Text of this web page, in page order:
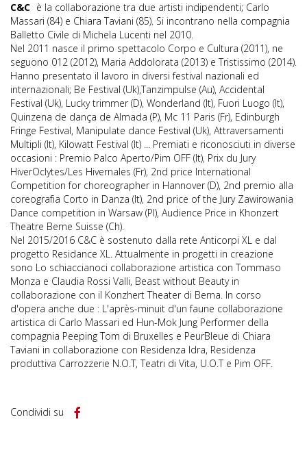
C&C è la collaborazione tra due artisti indipendenti; Carlo
Massari (84) e Chiara Taviani (85). Si incontrano nella compagnia
Balletto Civile di Michela Lucenti nel 2010.
Nel 2011 nasce il primo spettacolo Corpo e Cultura (2011), ne
seguono 012 (2012), Maria Addolorata (2013) e Tristissimo (2014).
Hanno presentato il lavoro in diversi festival nazionali ed
internazionali; Be Festival (Uk),Tanzimpulse (Au), Accidental
Festival (Uk), Lucky trimmer (D), Wonderland (It), Fuori Luogo (It),
Quinzena de dança de Almada (P), Mc 11 Paris (Fr), Edinburgh
Fringe Festival, Manipulate dance Festival (Uk), Attraversamenti
Multipli (It), Kilowatt Festival (It) ... Premiati e riconosciuti in diverse
occasioni : Premio Palco Aperto/Pim OFF (It), Prix du Jury
HiverOclytes/Les Hivernales (Fr), 2nd price International
Competition for choreographer in Hannover (D), 2nd premio alla
coreografia Corto in Danza (It), 2nd price of the Jury Zawirowania
Dance competition in Warsaw (Pl), Audience Price in Khonzert
Theatre Berne Suisse (Ch).
Nel 2015/2016 C&C è sostenuto dalla rete Anticorpi XL e dal
progetto Residance XL. Attualmente in progetti in creazione
sono Lo schiaccianoci collaborazione artistica con Tommaso
Monza e Claudia Rossi Valli, Beast without Beauty in
collaborazione con il Konzhert Theater di Berna. In corso
d'opera anche due : L'après-minuit d'un faune collaborazione
artistica di Carlo Massari ed Hun-Mok Jung Performer della
compagnia Peeping Tom di Bruxelles e PeurBleue di Chiara
Taviani in collaborazione con Residenza Idra, Residenza
produttiva Carrozzerie N.O.T, Teatri di Vita, U.O.T e Pim OFF.
Condividi su